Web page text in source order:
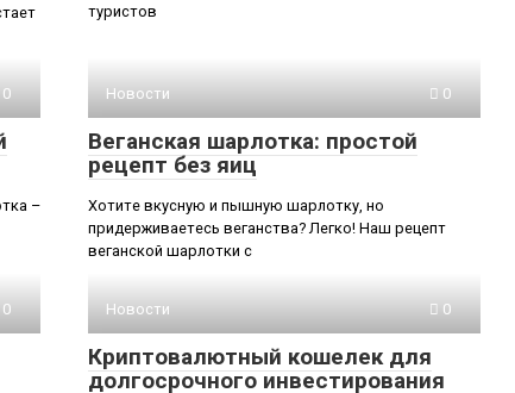
туристов
0
–
Новости 0
Веганская шарлотка: простой
рецепт без яиц
Хотите вкусную и пышную шарлотку, но
придерживаетесь веганства? Легко! Наш рецепт
веганской шарлотки с
0 Новости 0
Криптовалютный кошелек для
долгосрочного инвестирования